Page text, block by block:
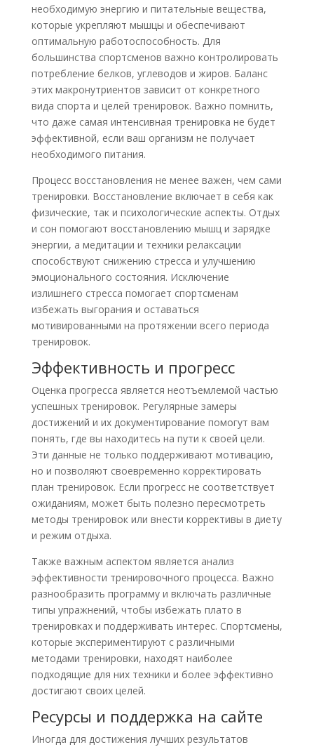
необходимую энергию и питательные вещества,
которые укрепляют мышцы и обеспечивают
оптимальную работоспособность. Для
большинства спортсменов важно контролировать
потребление белков, углеводов и жиров. Баланс
этих макронутриентов зависит от конкретного
вида спорта и целей тренировок. Важно помнить,
что даже самая интенсивная тренировка не будет
эффективной, если ваш организм не получает
необходимого питания.
Процесс восстановления не менее важен, чем сами
тренировки. Восстановление включает в себя как
физические, так и психологические аспекты. Отдых
и сон помогают восстановлению мышц и зарядке
энергии, а медитации и техники релаксации
способствуют снижению стресса и улучшению
эмоционального состояния. Исключение
излишнего стресса помогает спортсменам
избежать выгорания и оставаться
мотивированными на протяжении всего периода
тренировок.
Эффективность и прогресс
Оценка прогресса является неотъемлемой частью
успешных тренировок. Регулярные замеры
достижений и их документирование помогут вам
понять, где вы находитесь на пути к своей цели.
Эти данные не только поддерживают мотивацию,
но и позволяют своевременно корректировать
план тренировок. Если прогресс не соответствует
ожиданиям, может быть полезно пересмотреть
методы тренировок или внести коррективы в диету
и режим отдыха.
Также важным аспектом является анализ
эффективности тренировочного процесса. Важно
разнообразить программу и включать различные
типы упражнений, чтобы избежать плато в
тренировках и поддерживать интерес. Спортсмены,
которые экспериментируют с различными
методами тренировки, находят наиболее
подходящие для них техники и более эффективно
достигают своих целей.
Ресурсы и поддержка на сайте
Иногда для достижения лучших результатов